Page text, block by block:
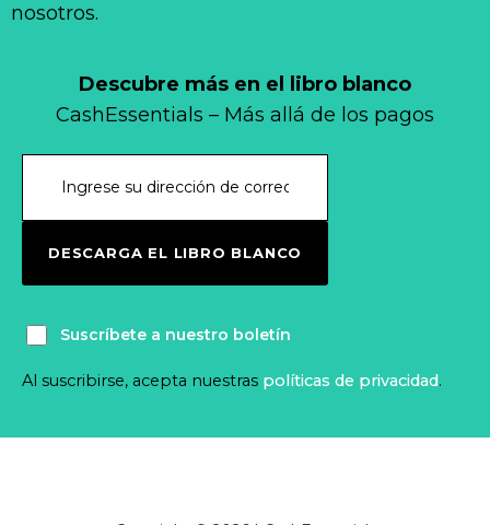
Descubre más en el libro blanco
CashEssentials – Más allá de los pagos
DESCARGA EL LIBRO BLANCO
Suscríbete a nuestro boletín
Al suscribirse, acepta nuestras políticas de privacidad.
nosotros.